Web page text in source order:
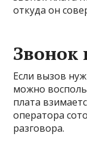
откуда он
Звонок
Если вызов
можно
плата
оператора
разговора.